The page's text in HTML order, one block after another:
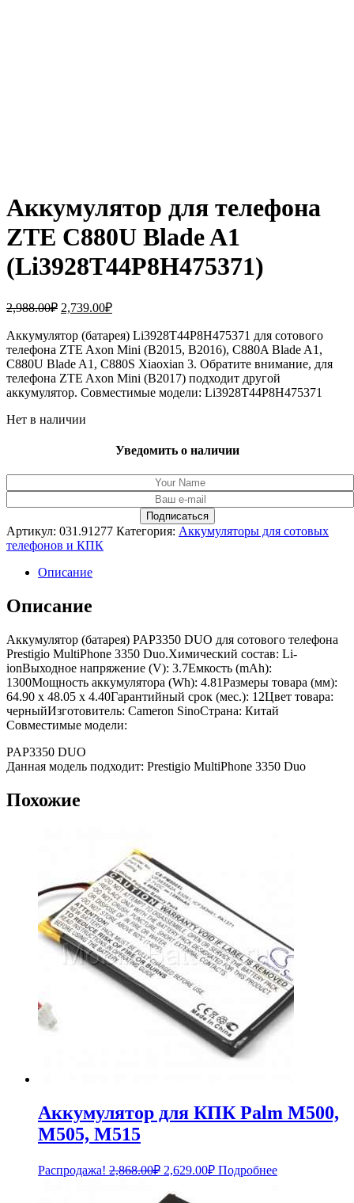
Аккумулятор для телефона
ZTE C880U Blade A1
(Li3928T44P8H475371)
2,988.00₽ Первоначальная
составляла
2,988.00₽.
2,739.00₽Текущая
2,739.00₽.
Аккумулятор (батарея) Li3928T44P8H475371 для сотового
телефона ZTE Axon Mini (B2015, B2016), C880A Blade A1,
C880U Blade A1, C880S Xiaoxian 3. Обратите внимание, для
телефона ZTE Axon Mini (B2017) подходит другой
аккумулятор. Совместимые модели: Li3928T44P8H475371
Нет в наличии
Уведомить о наличии
Артикул: 031.91277 Категория: Аккумуляторы для сотовых
телефонов и КПК
Описание
Описание
Аккумулятор (батарея) PAP3350 DUO для сотового телефона
Prestigio MultiPhone 3350 Duo.Химический состав: Li-
ionВыходное напряжение (V): 3.7Емкость (mAh):
1300Мощность аккумулятора (Wh): 4.81Размеры товара (мм):
64.90 x 48.05 x 4.40Гарантийный срок (мес.): 12Цвет товара:
черныйИзготовитель: Cameron SinoСтрана: Китай
Совместимые модели:
PAP3350 DUO
Данная модель подходит: Prestigio MultiPhone 3350 Duo
Похожие
Аккумулятор для КПК Palm M500,
M505, M515
Распродажа! 2,868.00₽ Первоначальная
составляла
2,629.00₽Текущая
цена:
Подробнее